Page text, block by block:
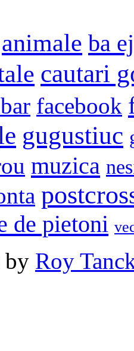
animale ba
cautari
facebook
gugustiuc
muzica
de pietoni
by Roy